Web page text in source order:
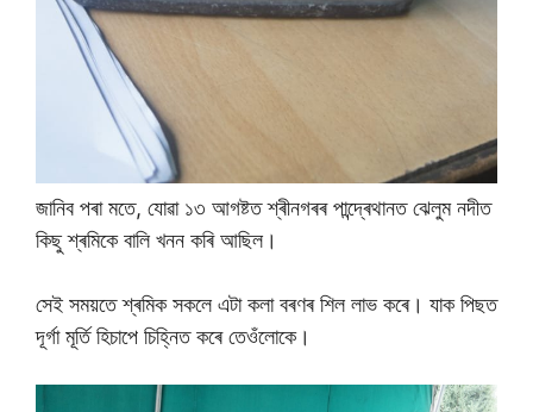
জানিব পৰা মতে, যোৱা ১৩ আগষ্টত শ্ৰীনগৰৰ পান্দ্ৰেথানত ঝেলুম নদীত
কিছু শ্ৰমিকে বালি খনন কৰি আছিল।
সেই সময়তে শ্ৰমিক সকলে এটা কলা বৰণৰ শিল লাভ কৰে। যাক পিছত
দূৰ্গা মূৰ্তি হিচাপে চিহ্নিত কৰে তেওঁলোকে।